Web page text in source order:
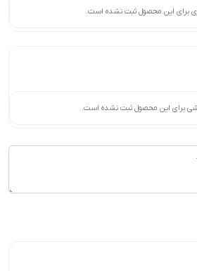
برای این محصول ثبت نشده است.
برای این محصول ثبت نشده است.